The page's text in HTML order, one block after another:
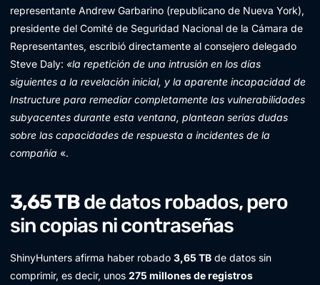
representante Andrew Garbarino (republicano de Nueva York),
presidente del Comité de Seguridad Nacional de la Cámara de
Representantes, escribió directamente al consejero delegado
Steve Daly: «la repetición de una intrusión en los días
siguientes a la revelación inicial, y la aparente incapacidad de
Instructure para remediar completamente las vulnerabilidades
subyacentes durante esta ventana, plantean serias dudas
sobre las capacidades de respuesta a incidentes de la
compañía «.
3,65 TBde datos robados, pero
sin copias ni contraseñas
ShinyHunters afirma haber robado 3,65 TB de datos sin
comprimir, es decir, unos 275 millones de registros